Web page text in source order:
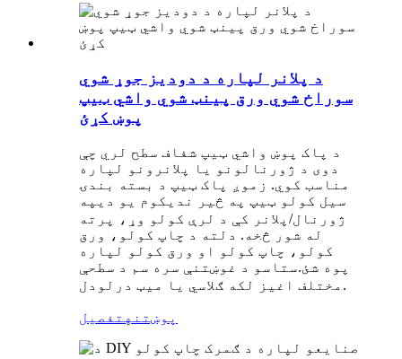
د پلانر لپاره د دودیز جوړ شوي
سوراخ شوي ورق پینټ شوي واشي ټیپ
پوښ کړئ
د پاک پوښ واشي ټیپ شفاف سطح لري چې
دوی د ژورنالونو یا پلانرونو لپاره
مناسب کوي. زموږ پاک ټیپ د بسته بندۍ
سیل کولو ټیپ په څیر ندي کوم یو دی په
ژورنال/پلانر کې د لرې کولو وړ، پرته
له شور څخه. دلته د چاپ کولو، ورق
کولو، چاپ کولو او ورق کولو لپاره
پوه شئ.ستاسو د غوښتنې سره سم د سطحې
مختلف اغیز لکه ګلاسي یا میټ درلودل.
پوښتنه تفصیل